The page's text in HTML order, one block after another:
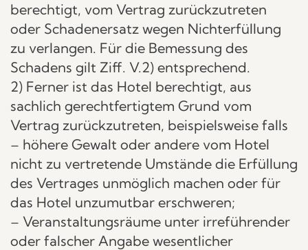
berechtigt, vom Vertrag zurückzutreten
oder Schadenersatz wegen Nichterfüllung
zu verlangen. Für die Bemessung des
Schadens gilt Ziff. V.2) entsprechend.
2) Ferner ist das Hotel berechtigt, aus
sachlich gerechtfertigtem Grund vom
Vertrag zurückzutreten, beispielsweise falls
– höhere Gewalt oder andere vom Hotel
nicht zu vertretende Umstände die Erfüllung
des Vertrages unmöglich machen oder für
das Hotel unzumutbar erschweren;
– Veranstaltungsräume unter irreführender
oder falscher Angabe wesentlicher